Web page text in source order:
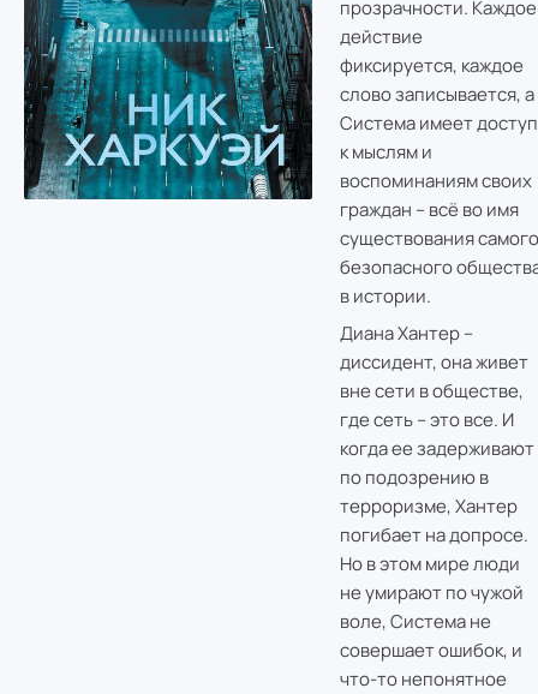
прозрачности. Каждое
действие
фиксируется, каждое
слово записывается, а
Система имеет доступ
к мыслям и
воспоминаниям своих
граждан – всё во имя
существования самого
безопасного
в истории.
Диана Хантер –
диссидент, она живет
вне сети в обществе,
где сеть – это все. И
когда ее задерживают
по подозрению в
терроризме, Хантер
погибает на допросе.
Но в этом мире люди
не умирают по чужой
воле, Система не
совершает ошибок, и
что-то непонятное